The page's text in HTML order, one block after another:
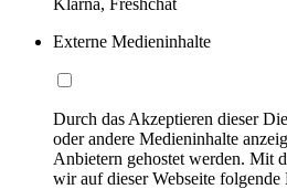
Externe Medieninhalte
Durch das Akzeptieren dieser
oder andere Medieninhalte
Anbietern gehostet werden. Mit
wir auf dieser Webseite folgende